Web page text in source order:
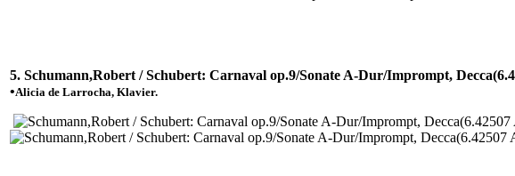
5. Schumann,Robert / Schubert: Carnaval op.9/Sonate A-Dur/Imprompt,
•Alicia de Larrocha, Klavier.